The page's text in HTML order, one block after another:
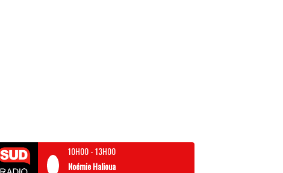
10H00-13H00
Noémie Halioua